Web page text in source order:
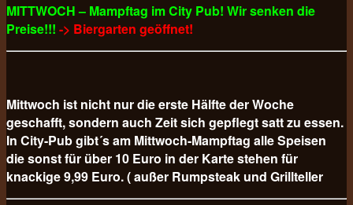
MITTWOCH – Mampftag im City Pub! Wir senken die
Preise!!! -> Biergarten geöffnet!
Mittwoch ist nicht nur die erste Hälfte der Woche
geschafft, sondern auch Zeit sich gepflegt satt zu essen.
In City-Pub gibt´s am Mittwoch-Mampftag alle Speisen
die sonst für über 10 Euro in der Karte stehen für
knackige 9,99 Euro. ( außer Rumpsteak und Grillteller